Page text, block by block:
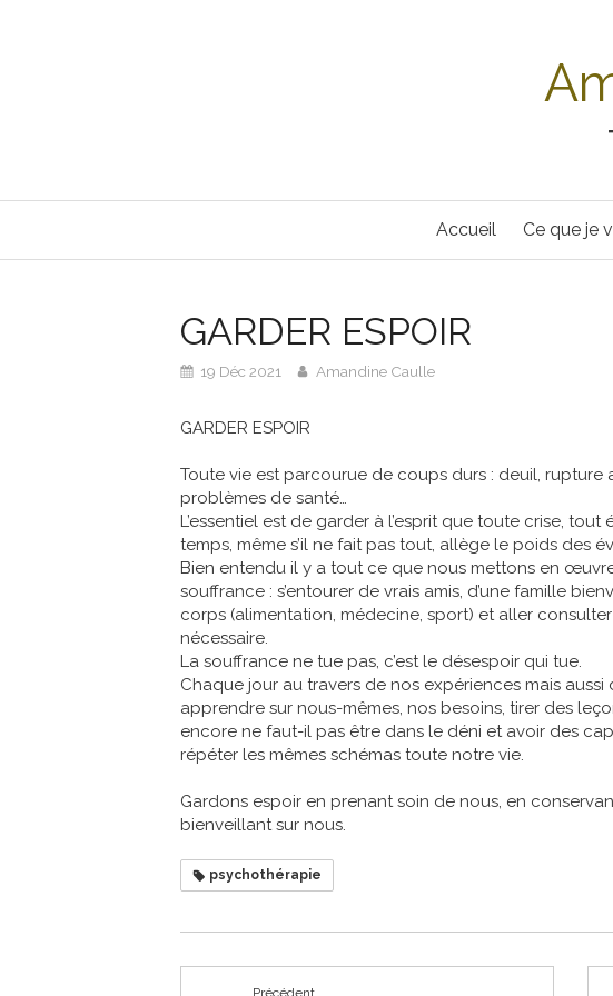
Accueil Ce que je
GARDER ESPOIR
19 Déc 2021 Amandine Caulle
GARDER ESPOIR
Toute vie est parcourue de coups durs : deuil,
problèmes de santé…
L’essentiel est de garder à l’esprit que toute crise,
temps, même s’il ne fait pas tout, allège le poids des
Bien entendu il y a tout ce que nous mettons en
souffrance : s’entourer de vrais amis, d’une famille
corps (alimentation, médecine, sport) et aller
nécessaire.
La souffrance ne tue pas, c’est le désespoir qui tue.
Chaque jour au travers de nos expériences mais
apprendre sur nous-mêmes, nos besoins, tirer des
encore ne faut-il pas être dans le déni et avoir des
répéter les mêmes schémas toute notre vie.
Gardons espoir en prenant soin de nous, en
bienveillant sur nous.
psychothérapie
Précédent